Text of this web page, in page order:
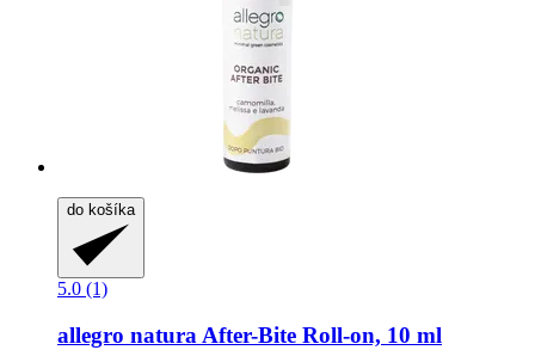
do košíka
5.0 (1)
allegro natura After-​Bite Roll-​on, 10 ml